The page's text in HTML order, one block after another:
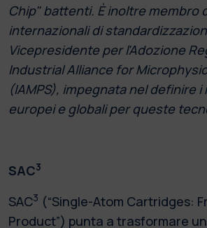
Chip" battenti. È inoltre membro
internazionali di
Vicepresidente per l'Adozione
Industrial Alliance for
(IAMPS), impegnata nel definire
europei e globali per queste
SAC3
SAC3 (“Single-Atom Cartridges:
Product”) punta a trasformare